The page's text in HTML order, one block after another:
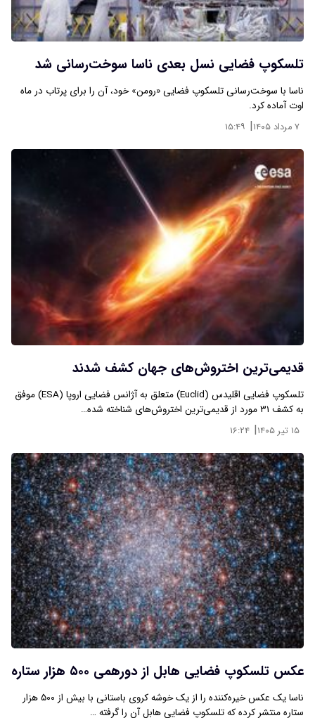
تلسکوپ فضایی نسل بعدی ناسا سوخت‌رسانی شد
ناسا با سوخت‌رسانی تلسکوپ فضایی «رومن» خود، آن را برای پرتاب در ماه
اوت آماده کرد.
۷ مرداد ۱۴۰۵ | ۱۵:۴۹
قدیمی‌ترین اختروش‌های جهان کشف شدند
تلسکوپ فضایی اقلیدس (Euclid) متعلق به آژانس فضایی اروپا (ESA) موفق
به کشف ۳۱ مورد از قدیمی‌ترین اختروش‌های شناخته‌ شده…
۱۵ تیر ۱۴۰۵ | ۱۶:۲۴
عکس تلسکوپ فضایی هابل از دورهمی ۵۰۰ هزار ستاره
ناسا یک عکس خیره‌کننده را از یک خوشه کروی باستانی با بیش از ۵۰۰ هزار
ستاره منتشر کرده که تلسکوپ فضایی هابل آن را گرفته …